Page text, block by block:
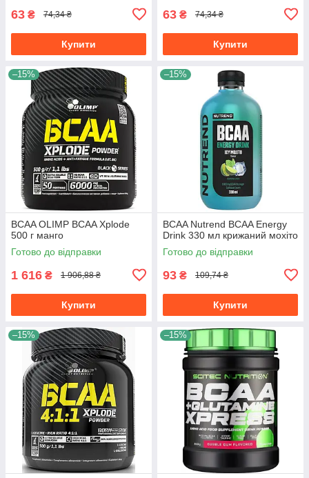
63 ₴ 74,34 ₴
Купити
63 ₴ 74,34 ₴
Купити
–15%
BCAA OLIMP BCAA Xplode
500 г манго
Готово до відправки
1 616 ₴ 1 906,88 ₴
Купити
–15%
BCAA Nutrend BCAA Energy
Drink 330 мл крижаний мохіто
Готово до відправки
93 ₴ 109,74 ₴
Купити
–15% –15%